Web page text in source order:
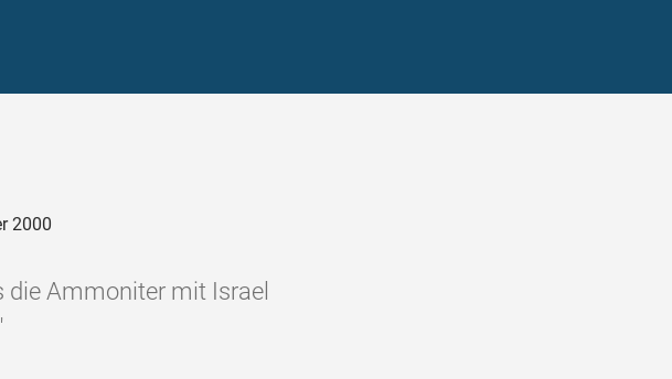
2000
die Ammoniter mit Israel